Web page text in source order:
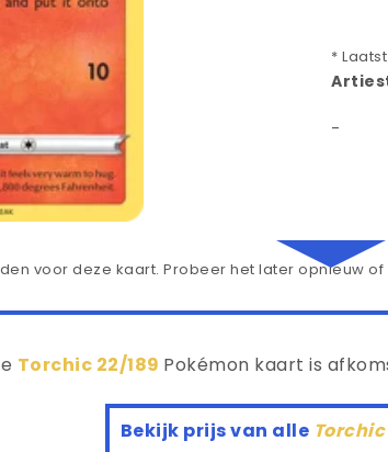
*
-
voor deze kaart. Probeer het later opnieuw
Torchic 22/189 Pokémon kaart is
Bekijk prijs van alle Torchic